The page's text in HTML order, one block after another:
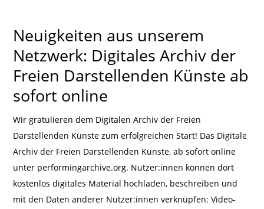
Neuigkeiten aus unserem
Netzwerk: Digitales Archiv der
Freien Darstellenden Künste ab
sofort online
Wir gratulieren dem Digitalen Archiv der Freien
Darstellenden Künste zum erfolgreichen Start! Das Digitale
Archiv der Freien Darstellenden Künste, ab sofort online
unter performingarchive.org. Nutzer:innen können dort
kostenlos digitales Material hochladen, beschreiben und
mit den Daten anderer Nutzer:innen verknüpfen: Video-